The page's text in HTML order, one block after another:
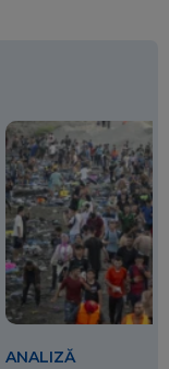
ANALIZĂ